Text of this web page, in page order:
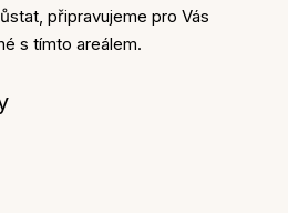
připravujeme pro Vás
s tímto areálem.